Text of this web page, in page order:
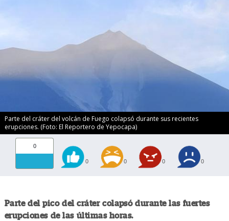
Parte del cráter del volcán de Fuego colapsó durante sus recientes
erupciones. (Foto: El Reportero de Yepocapa)
0
0 0 0 0
Parte del pico del cráter colapsó durante las fuertes
erupciones de las últimas horas.